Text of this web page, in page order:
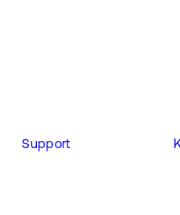
Support